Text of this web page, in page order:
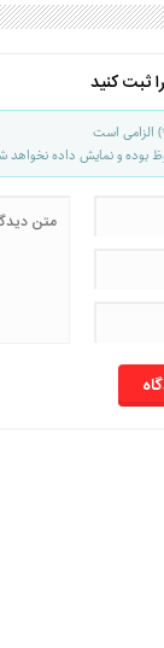
ثبت کنید
الزامی است
بوده و نمایش داده نخواهد